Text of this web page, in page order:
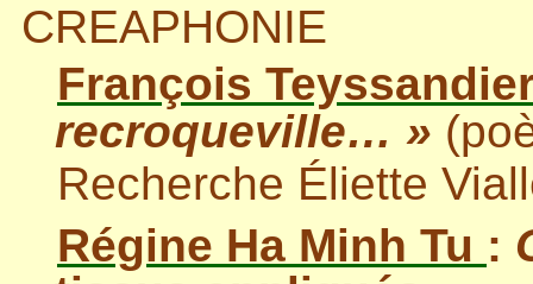
CREAPHONIE
François
recroqueville… »
Recherche Éliette
Régine Ha Minh Tu :